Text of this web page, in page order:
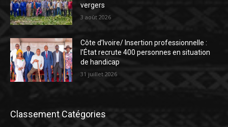
vergers
3 août 2026
Côte d’Ivoire/ Insertion professionnelle :
l’État recrute 400 personnes en situation
de handicap
31 juillet 2026
Classement Catégories